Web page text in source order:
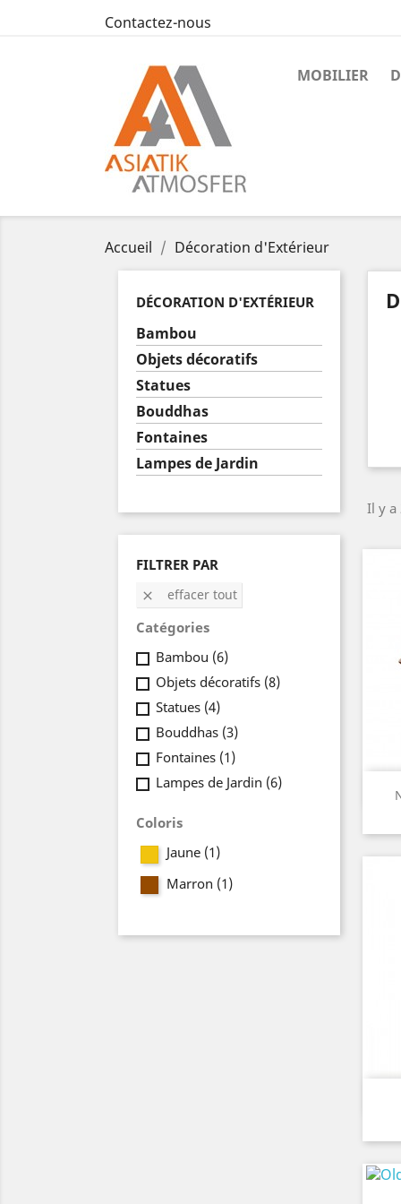
Contactez-nous
MOBILIER
Accueil Décoration d'Extérieur
DÉCORATION D'EXTÉRIEUR
Bambou
Objets décoratifs
Statues
Bouddhas
Fontaines
Lampes de Jardin
FILTRER PAR
 effacer tout
Catégories
Bambou (6)
Objets décoratifs (8)
Statues (4)
Bouddhas (3)
Fontaines (1)
Lampes de Jardin (6)
Coloris
Jaune (1)
Marron (1)
Il y a